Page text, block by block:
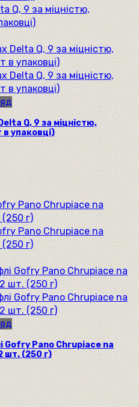
Q, 9 за міцністю,
в упаковці)
Gofry Pano Chrupiace na
шт. (250 г)